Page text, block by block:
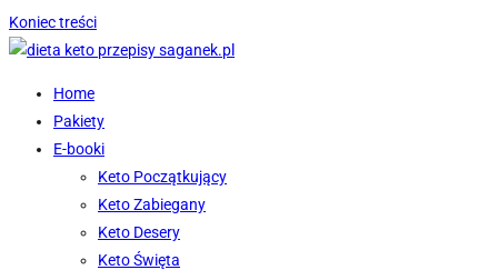
Koniec treści
Home
Pakiety
E-booki
Keto Początkujący
Keto Zabiegany
Keto Desery
Keto Święta